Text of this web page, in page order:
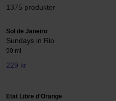
1375 produkter
Sol de Janeiro
Sundays in Rio
90 ml
229 kr
Etat Libre d'Orange